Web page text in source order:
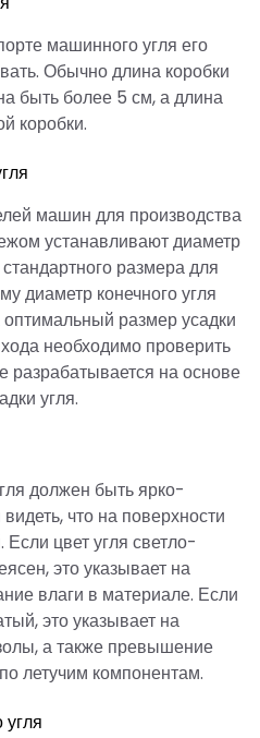
машинного угля его
Обычно длина коробки
быть более 5 см, а длина
коробки.
машин для производства
устанавливают диаметр
размера для
диаметр конечного угля
размер усадки
необходимо проверить
разрабатывается на основе
угля.
должен быть ярко-
что на поверхности
цвет угля светло-
это указывает на
влаги в материале. Если
это указывает на
а также превышение
летучим компонентам.